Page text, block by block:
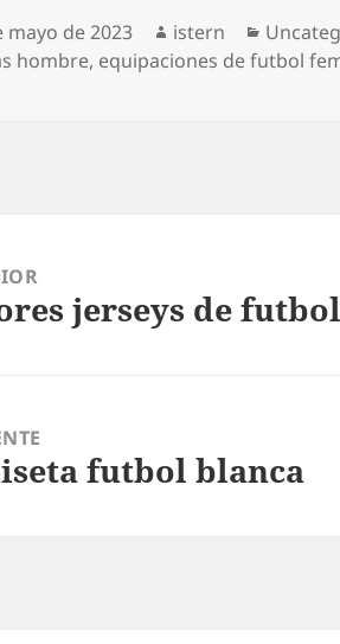
mayo de 2023 Autor
istern
hombre, equipaciones de futbol
jerseys de
futbol blanca